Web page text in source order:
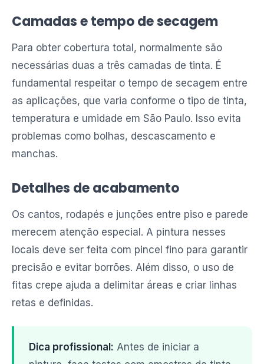
Camadas e tempo de secagem
Para obter cobertura total, normalmente são
necessárias duas a três camadas de tinta. É
fundamental respeitar o tempo de secagem entre
as aplicações, que varia conforme o tipo de tinta,
temperatura e umidade em São Paulo. Isso evita
problemas como bolhas, descascamento e
manchas.
Detalhes de acabamento
Os cantos, rodapés e junções entre piso e parede
merecem atenção especial. A pintura nesses
locais deve ser feita com pincel fino para garantir
precisão e evitar borrões. Além disso, o uso de
fitas crepe ajuda a delimitar áreas e criar linhas
retas e definidas.
Dica profissional: Antes de iniciar a